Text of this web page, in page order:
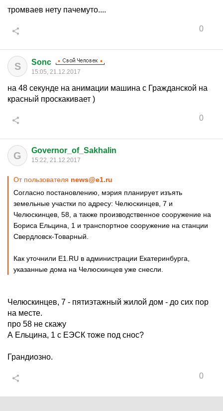
тромваев нету пачемуто....
0
S Sonc
15:05, 21.12.2017
на 48 секунде на анимации машина с Гражданской на
красный проскакивает )
0
G Governor_of_Sakhalin
15:22, 21.12.2017
От пользователя news@e1.ru
Согласно постановлению, мэрия планирует изъять
земельные участки по адресу: Челюскинцев, 7 и
Челюскинцев, 58, а также производственное сооружение на
Бориса Ельцина, 1 и транспортное сооружение на станции
Свердловск-Товарный.
Как уточнили Е1.RU в администрации Екатеринбурга,
указанные дома на Челюскинцев уже снесли.
Челюскинцев, 7 - пятиэтажный жилой дом - до сих пор
на месте.
про 58 не скажу
А Ельцина, 1 с ЕЭСК тоже под снос?
Грандиозно.
0